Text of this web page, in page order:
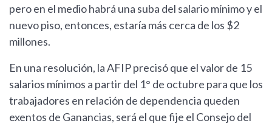
pero en el medio habrá una suba del salario mínimo y el
nuevo piso, entonces, estaría más cerca de los $2
millones.
En una resolución, la AFIP precisó que el valor de 15
salarios mínimos a partir del 1° de octubre para que los
trabajadores en relación de dependencia queden
exentos de Ganancias, será el que fije el Consejo del